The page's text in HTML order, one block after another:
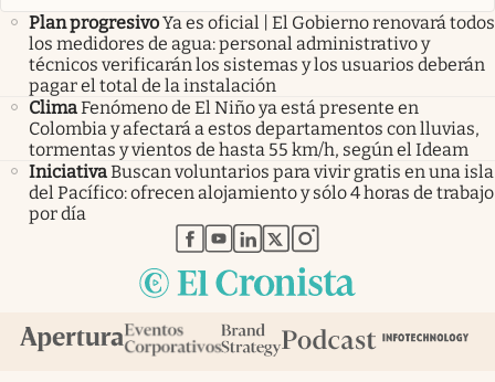
Plan progresivoYa es oficial | El Gobierno renovará todos
los medidores de agua: personal administrativo y
técnicos verificarán los sistemas y los usuarios deberán
pagar el total de la instalación
ClimaFenómeno de El Niño ya está presente en
Colombia y afectará a estos departamentos con lluvias,
tormentas y vientos de hasta 55 km/h, según el Ideam
IniciativaBuscan voluntarios para vivir gratis en una isla
del Pacífico: ofrecen alojamiento y sólo 4 horas de trabajo
por día
abre en nueva pestaña
abre en nueva pestaña
abre en nueva pestaña
abre en nueva pestaña
abre en nueva pestaña